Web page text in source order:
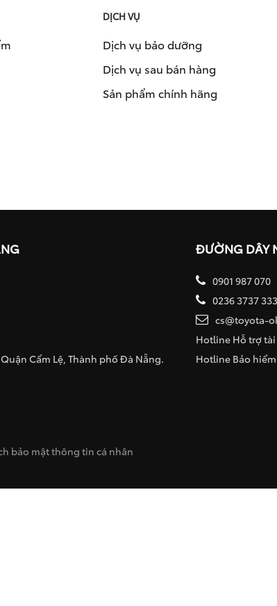
DỊCH VỤ
Dịch vụ bảo dưỡng
Dịch vụ sau bán hàng
Sản phẩm chính hãng
Cẩm Lệ, Thành phố Đà Nẵng.
ĐƯỜNG DÂY
0901 987 070
0236 3737 333
cs@toyota-
Hotline Hỗ trợ tài
Hotline Bảo hiểm
bảo mật thông tin cá nhân